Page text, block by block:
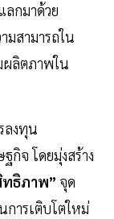
ลกมาด้วย
มสามารถใน
ผลิตภาพใน
ลงทุน
กิจ โดยมุ่งสร้าง
ทธิภาพ” จุด
การเติบโตใหม่